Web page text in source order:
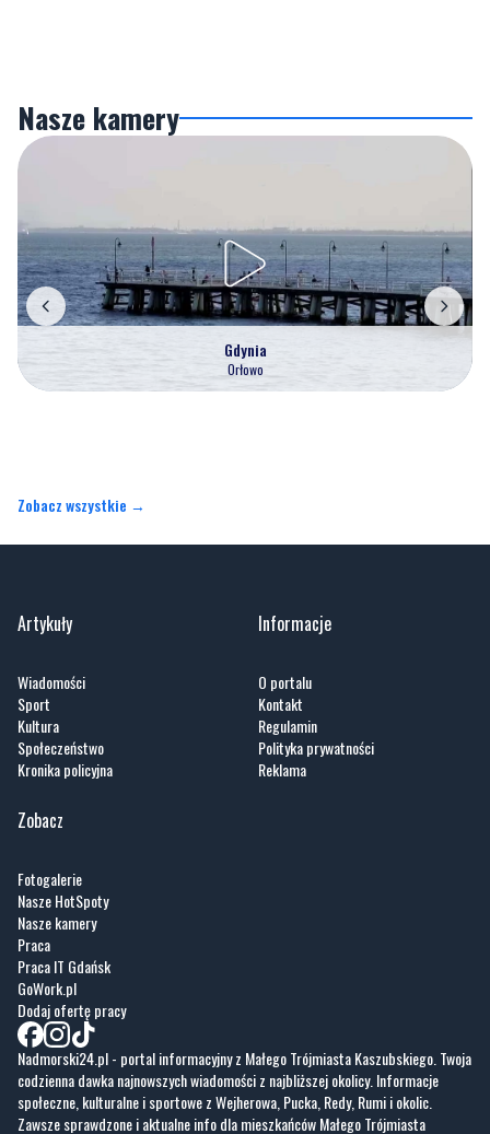
Nasze kamery
Gdynia
Orłowo
Zobacz wszystkie →
Artykuły
Wiadomości
Sport
Kultura
Społeczeństwo
Kronika policyjna
Informacje
O portalu
Kontakt
Regulamin
Polityka prywatności
Reklama
Zobacz
Fotogalerie
Nasze HotSpoty
Nasze kamery
Praca
Praca IT Gdańsk
GoWork.pl
Dodaj ofertę pracy
Nadmorski24.pl - portal informacyjny z Małego Trójmiasta Kaszubskiego. Twoja
codzienna dawka najnowszych wiadomości z najbliższej okolicy. Informacje
społeczne, kulturalne i sportowe z Wejherowa, Pucka, Redy, Rumi i okolic.
Zawsze sprawdzone i aktualne info dla mieszkańców Małego Trójmiasta